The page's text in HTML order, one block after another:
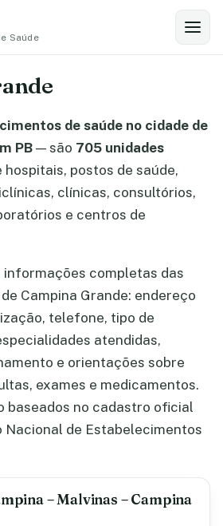
Saúde
de saúde no cidade de
PB — são 705 unidades
hospitais, postos de saúde,
clínicas, consultórios,
e centros de
completas das
Campina Grande: endereço
telefone, tipo de
atendidas,
e orientações sobre
exames e medicamentos.
baseados no cadastro oficial
Nacional de Estabelecimentos
– Malvinas – Campina